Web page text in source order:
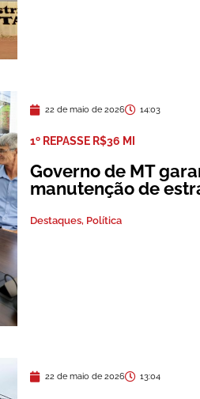
22 de maio de 2026 14:03
1º REPASSE R$36 MI
Governo de MT
manutenção de
Destaques, Política
22 de maio de 2026 13:04